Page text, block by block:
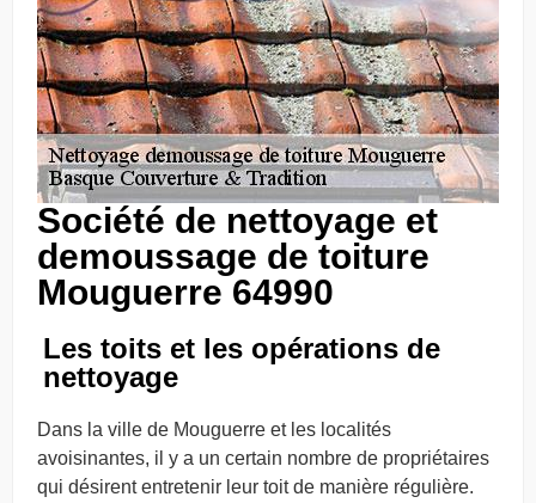
Société de nettoyage et
demoussage de toiture
Mouguerre 64990
Les toits et les opérations de
nettoyage
Dans la ville de Mouguerre et les localités
avoisinantes, il y a un certain nombre de propriétaires
qui désirent entretenir leur toit de manière régulière.